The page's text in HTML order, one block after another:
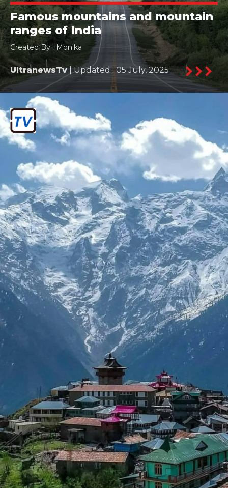
Famous mountains and mountain
ranges of India
Created By : Monika
UltranewsTv | Updated : 05 July, 2025